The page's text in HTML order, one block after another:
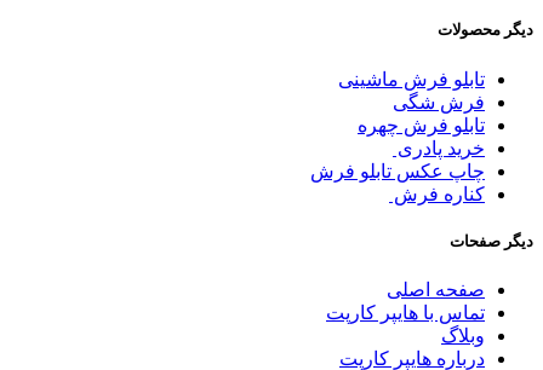
دیگر محصولات
تابلو فرش ماشینی
فرش شگی
تابلو فرش چهره
خرید پادری
چاپ عکس تابلو فرش
کناره فرش
دیگر صفحات
صفحه اصلی
تماس با هایپر کارپت
وبلاگ
درباره هایپر کارپت